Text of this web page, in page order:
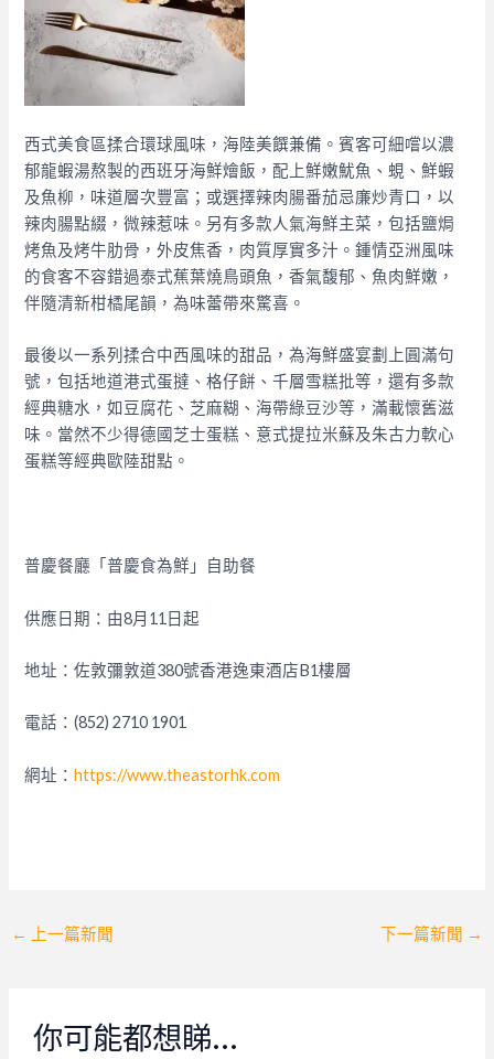
西式美食區揉合環球風味，海陸美饌兼備。賓客可細嚐以濃
郁龍蝦湯熬製的西班牙海鮮燴飯，配上鮮嫩魷魚、蜆、鮮蝦
及魚柳，味道層次豐富；或選擇辣肉腸番茄忌廉炒青口，以
辣肉腸點綴，微辣惹味。另有多款人氣海鮮主菜，包括鹽焗
烤魚及烤牛肋骨，外皮焦香，肉質厚實多汁。鍾情亞洲風味
的食客不容錯過泰式蕉葉燒鳥頭魚，香氣馥郁、魚肉鮮嫩，
伴隨清新柑橘尾韻，為味蕾帶來驚喜。
最後以一系列揉合中西風味的甜品，為海鮮盛宴劃上圓滿句
號，包括地道港式蛋撻、格仔餅、千層雪糕批等，還有多款
經典糖水，如豆腐花、芝麻糊、海帶綠豆沙等，滿載懷舊滋
味。當然不少得德國芝士蛋糕、意式提拉米蘇及朱古力軟心
蛋糕等經典歐陸甜點。
普慶餐廳「普慶食為鮮」自助餐
供應日期：由8月11日起
地址：佐敦彌敦道380號香港逸東酒店B1樓層
電話：(852) 2710 1901
網址：https://www.theastorhk.com
Post
← 上一篇新聞 下一篇新聞 →
你可能都想睇…